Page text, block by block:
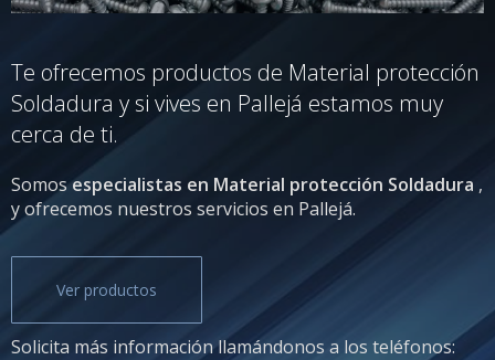
Te ofrecemos productos de Material protección
Soldadura y si vives en Pallejá estamos muy
cerca de ti.
Somosespecialistas en Material protección Soldadura ,
y ofrecemos nuestros servicios en Pallejá.
Ver productos
Solicita más información llamándonos a los teléfonos: